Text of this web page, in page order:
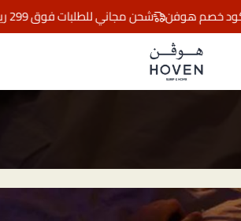
شحن مجاني للطلبات فوق 299 ريال مع كود خصم هوفن
مفارش هوڤن